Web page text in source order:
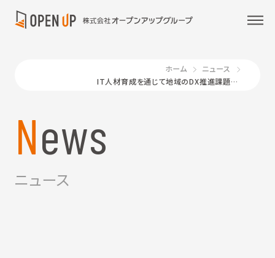
ホーム
ニュース
IT人材育成を通じて地域のDX推進課題に挑む～九州を代表する企業や学校法人など24団体が集結し、DX課題を共有～
News
ニュース